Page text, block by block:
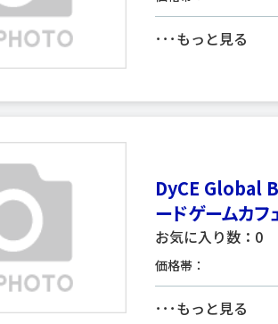
･･･もっと見る
DyCE Global
ードゲームカフ
お気に入り数：0
価格帯：
･･･もっと見る